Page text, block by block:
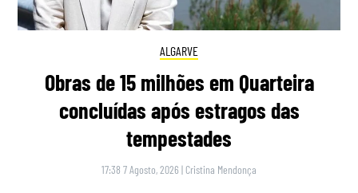
ALGARVE
Obras de 15 milhões em Quarteira
concluídas após estragos das
tempestades
17:38 7 Agosto, 2026 | Cristina Mendonça